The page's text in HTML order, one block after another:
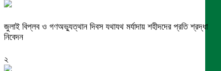
জুলাই বিপ্লব ও গণঅভ্যুত্থান দিবস যথাযথ মর্যাদায় শহীদদের প্রতি শ্রদ্ধা
নিবেদন
২